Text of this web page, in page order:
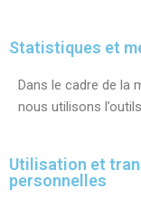
Statistiques et
Dans le cadre de la
nous utilisons
Utilisation et
personnelles